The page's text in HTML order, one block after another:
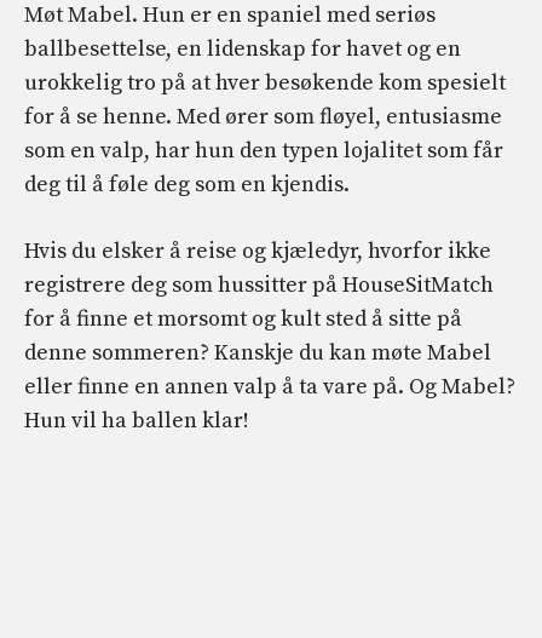
Møt Mabel. Hun er en spaniel med seriøs
ballbesettelse, en lidenskap for havet og en
urokkelig tro på at hver besøkende kom spesielt
for å se henne. Med ører som fløyel, entusiasme
som en valp, har hun den typen lojalitet som får
deg til å føle deg som en kjendis.
Hvis du elsker å reise og kjæledyr, hvorfor ikke
registrere deg som hussitter på HouseSitMatch
for å finne et morsomt og kult sted å sitte på
denne sommeren? Kanskje du kan møte Mabel
eller finne en annen valp å ta vare på. Og Mabel?
Hun vil ha ballen klar!